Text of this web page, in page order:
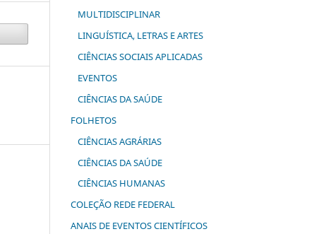
MULTIDISCIPLINAR
LINGUÍSTICA, LETRAS E ARTES
CIÊNCIAS SOCIAIS APLICADAS
EVENTOS
CIÊNCIAS DA SAÚDE
FOLHETOS
CIÊNCIAS AGRÁRIAS
CIÊNCIAS DA SAÚDE
CIÊNCIAS HUMANAS
COLEÇÃO REDE FEDERAL
ANAIS DE EVENTOS CIENTÍFICOS